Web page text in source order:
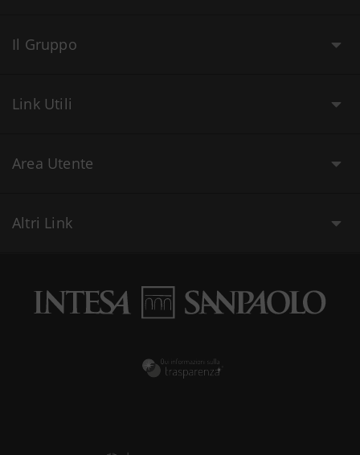
Il Gruppo
Link Utili
Area Utente
Altri Link